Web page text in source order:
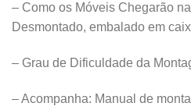
– Como os Móveis Chegarão
Desmontado, embalado em
– Grau de Dificuldade da
– Acompanha: Manual de